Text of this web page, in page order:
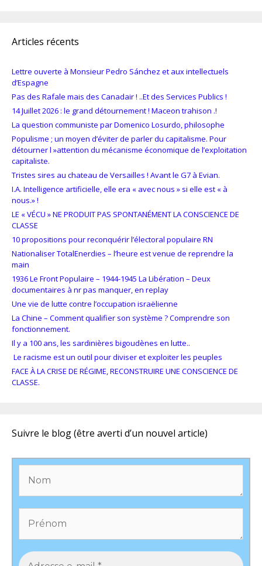
Articles récents
Lettre ouverte à Monsieur Pedro Sánchez et aux intellectuels
d’Espagne
Pas des Rafale mais des Canadair ! ..Et des Services Publics !
14 Juillet 2026 : le grand détournement ! Maceon trahison .!
La question communiste par Domenico Losurdo, philosophe
Populisme ; un moyen d’éviter de parler du capitalisme. Pour
détourner l »attention du mécanisme économique de l’exploitation
capitaliste.
Tristes sires au chateau de Versailles ! Avant le G7 à Evian.
I.A. Intelligence artificielle, elle era « avec nous » si elle est « à
nous.» !
LE « VÉCU » NE PRODUIT PAS SPONTANÉMENT LA CONSCIENCE DE
CLASSE
10 propositions pour reconquérir l’électoral populaire RN
Nationaliser TotalEnerdies – l’heure est venue de reprendre la
main
1936 Le Front Populaire – 1944-1945 La Libération – Deux
documentaires à nr pas manquer, en replay
Une vie de lutte contre l’occupation israëlienne
La Chine – Comment qualifier son système ? Comprendre son
fonctionnement.
Il y a 100 ans, les sardinières bigoudènes en lutte..
Le racisme est un outil pour diviser et exploiter les peuples
FACE À LA CRISE DE RÉGIME, RECONSTRUIRE UNE CONSCIENCE DE
CLASSE.
Suivre le blog (être averti d’un nouvel article)